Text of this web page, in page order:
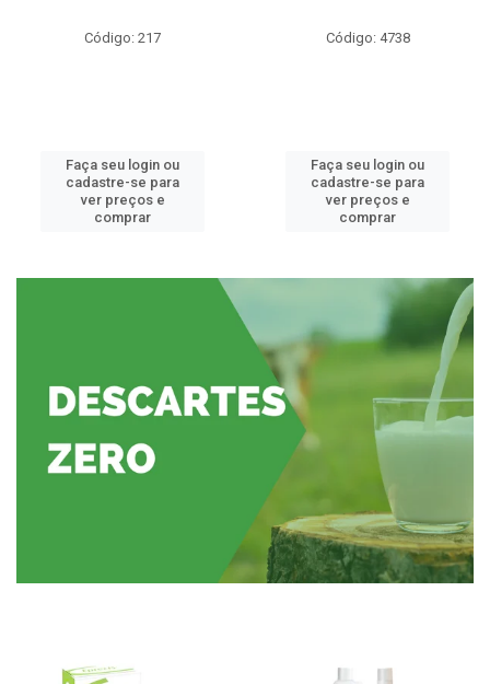
Código: 217
Faça seu login ou
cadastre-se para
ver preços e
comprar
Código: 4738
Faça seu login ou
cadastre-se para
ver preços e
comprar